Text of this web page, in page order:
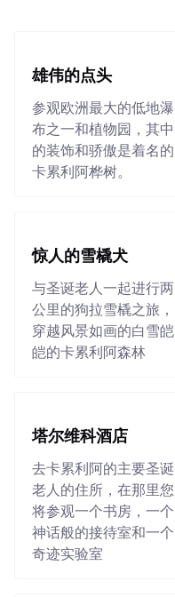
雄伟的点头
参观欧洲最大的低地瀑
布之一和植物园，其中
的装饰和骄傲是着名的
卡累利阿桦树。
惊人的雪橇犬
与圣诞老人一起进行两
公里的狗拉雪橇之旅，
穿越风景如画的白雪皑
皑的卡累利阿森林
塔尔维科酒店
去卡累利阿的主要圣诞
老人的住所，在那里您
将参观一个书房，一个
神话般的接待室和一个
奇迹实验室